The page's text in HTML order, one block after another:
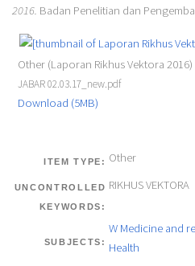
2016. Badan Penelitian dan
Other (Laporan Rikhus Vektora 2016)
JABAR 02.03.17_new.pdf
Download (5MB)
ITEM TYPE: Other
UNCONTROLLED
KEYWORDS:
RIKHUS VEKTORA
SUBJECTS:
W Medicine and
Health